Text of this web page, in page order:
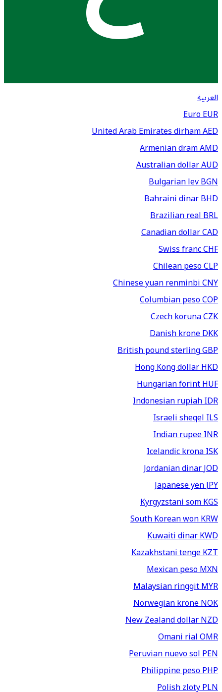
العربية
EuroEUR
United Arab Emirates dirhamAED
Armenian dramAMD
Australian dollarAUD
Bulgarian levBGN
Bahraini dinarBHD
Brazilian realBRL
Canadian dollarCAD
Swiss francCHF
Chilean pesoCLP
Chinese yuan renminbiCNY
Columbian pesoCOP
Czech korunaCZK
Danish kroneDKK
British pound sterlingGBP
Hong Kong dollarHKD
Hungarian forintHUF
Indonesian rupiahIDR
Israeli sheqelILS
Indian rupeeINR
Icelandic kronaISK
Jordanian dinarJOD
Japanese yenJPY
Kyrgyzstani somKGS
South Korean wonKRW
Kuwaiti dinarKWD
Kazakhstani tengeKZT
Mexican pesoMXN
Malaysian ringgitMYR
Norwegian kroneNOK
New Zealand dollarNZD
Omani rialOMR
Peruvian nuevo solPEN
Philippine pesoPHP
Polish zlotyPLN